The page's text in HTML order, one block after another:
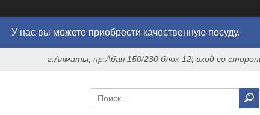
У нас вы можете приобрести качественную посуду.
г.Алматы, пр.Абая 150/230 блок 12, вход со